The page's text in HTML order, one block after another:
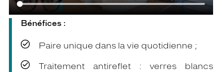
Bénéfices :
Paire unique dans la vie quotidienne ;
Traitement antireflet : verres blancs